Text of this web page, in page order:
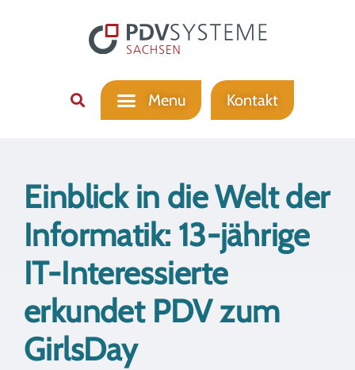
Kontakt
Einblick in die Welt der
Informatik: 13-jährige
IT-Interessierte
erkundet PDV zum
GirlsDay